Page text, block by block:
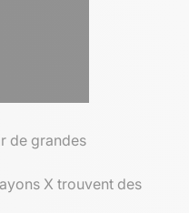
de grandes
X trouvent des